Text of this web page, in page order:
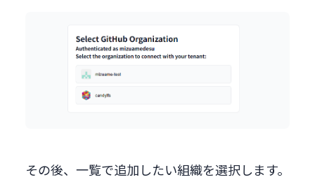
その後、一覧で追加したい組織を選択します。